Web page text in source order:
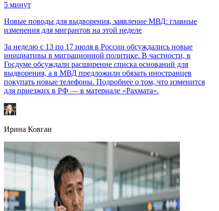
5 минут
Новые поводы для выдворения, заявление МВД: главные
изменения для мигрантов на этой неделе
За неделю с 13 по 17 июля в России обсуждались новые
инициативы в миграционной политике. В частности, в
Госдуме обсуждали расширение списка оснований для
выдворения, а в МВД предложили обязать иностранцев
покупать новые телефоны. Подробнее о том, что изменится
для приезжих в РФ — в материале «Рахмата».
Ирина Ковган